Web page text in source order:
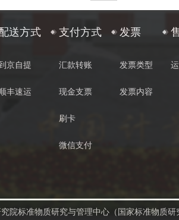
送方式
京自提
丰速运
支付方式
汇款转账
现金支票
刷卡
微信支付
发票
发票类型
发票内容
院标准物质研究与管理中心（国家标准物质